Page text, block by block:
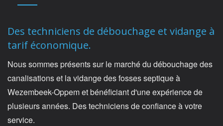
Des techniciens de débouchage et vidange à
tarif économique.
Nous sommes présents sur le marché du débouchage des
canalisations et la vidange des fosses septique à
Wezembeek-Oppem et bénéficiant d'une expérience de
plusieurs années. Des techniciens de confiance à votre
service.